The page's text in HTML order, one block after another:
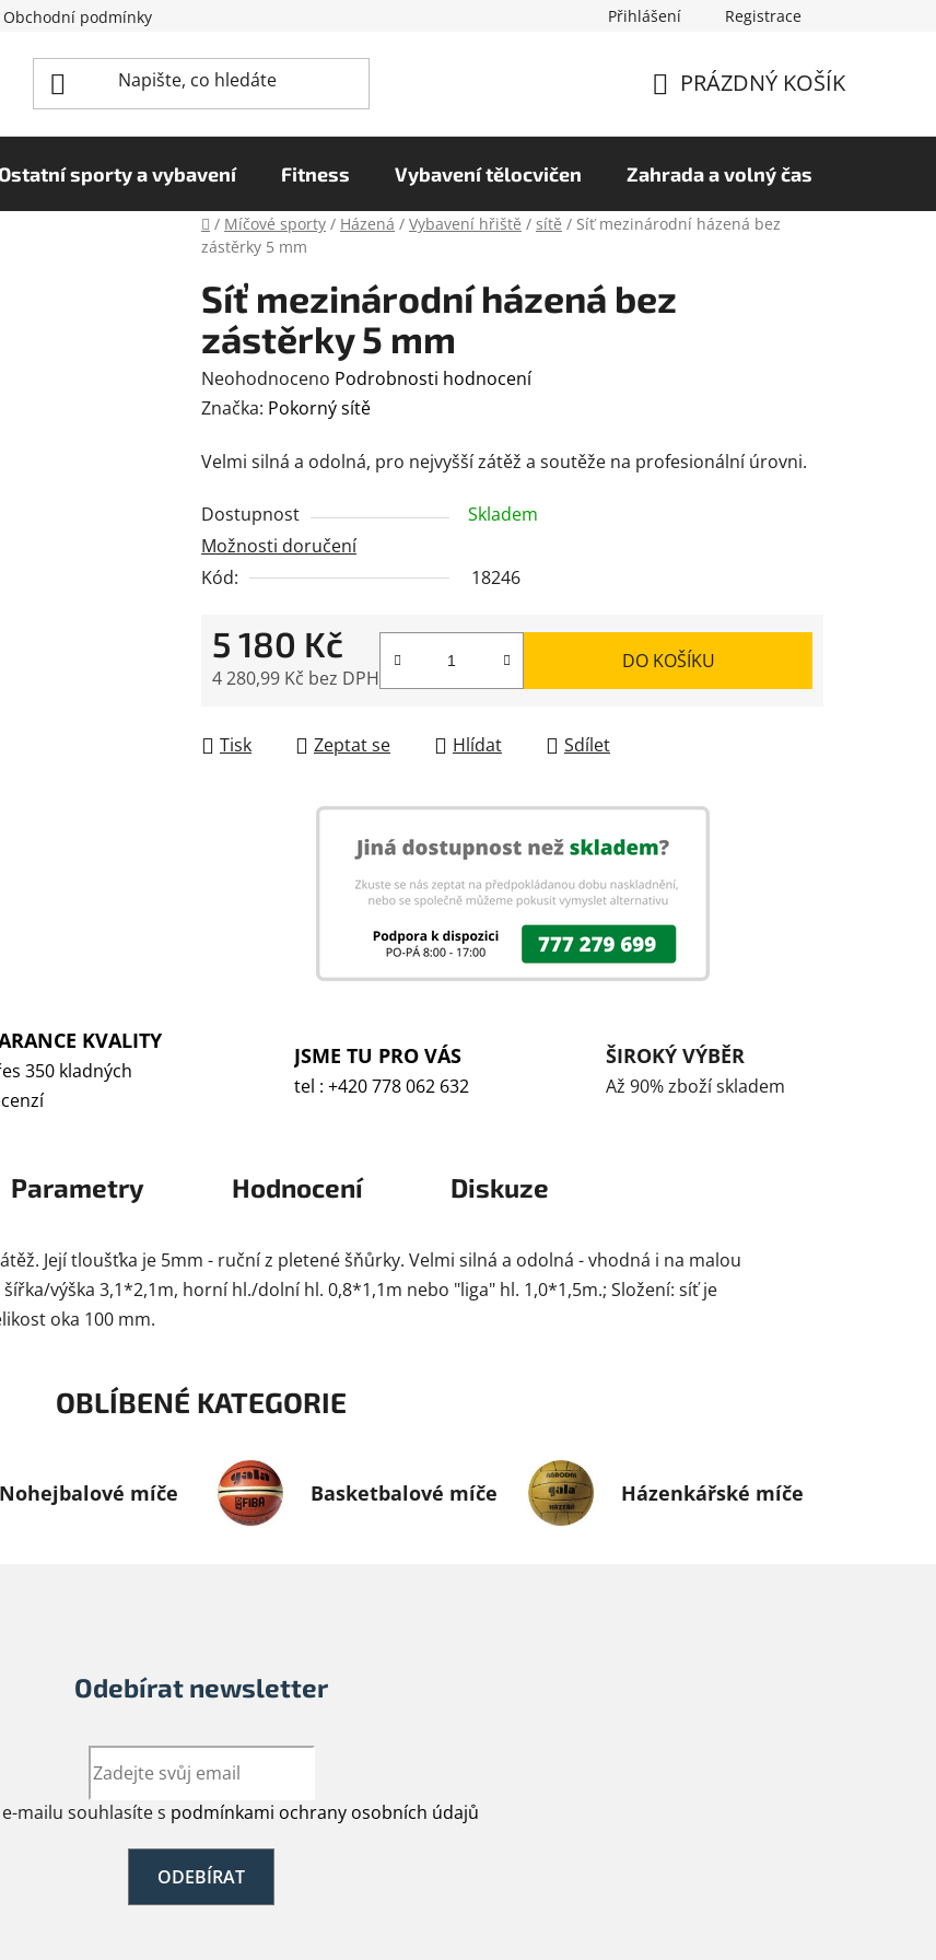
Obchodní podmínky Podmínky ochrany osobních údajů Hodnocení obchodu
Přihlášení Registrace
KOŠÍK
PRÁZDNÝ KOŠÍK
sporty a vybavení Fitness Vybavení tělocvičen Zahrada a volný čas
Domů
/ Míčové sporty / Házená / Vybavení hřiště / sítě / Síť mezinárodní házená bez
zástěrky 5 mm
Síť mezinárodní házená bez
zástěrky 5 mm
Průměrné
hodnocení
je
z
5
hvězdiček.
Neohodnoceno Podrobnosti hodnocení
Značka: Pokorný sítě
Velmi silná a odolná, pro nejvyšší zátěž a soutěže na profesionální úrovni.
Dostupnost
Skladem
Možnosti doručení
Kód:
18246
5 180 Kč
4 280,99 Kč bez DPH
DO KOŠÍKU
Tisk Zeptat se Hlídat Sdílet
KVALITY
350 kladných
JSME TU PRO VÁS
tel : +420 778 062 632
ŠIROKÝ VÝBĚR
Až 90% zboží skladem
Parametry Hodnocení Diskuze
Její tloušťka je 5mm - ruční z pletené šňůrky. Velmi silná a odolná - vhodná i na malou
výška 3,1*2,1m, horní hl./dolní hl. 0,8*1,1m nebo "liga" hl. 1,0*1,5m.; Složení: síť je
oka 100 mm.
OBLÍBENÉ KATEGORIE
Nohejbalové míče Basketbalové míče Házenkářské míče
Odebírat newsletter
mailu souhlasíte s podmínkami ochrany osobních údajů
ODEBÍRAT